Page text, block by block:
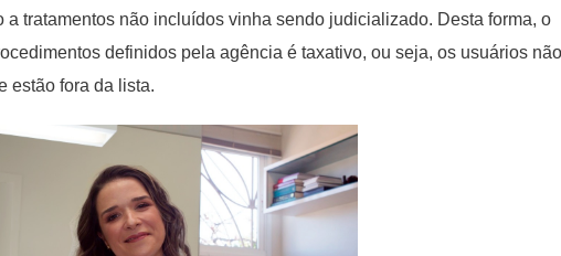
tratamentos não incluídos vinha sendo judicializado. Desta forma, o
definidos pela agência é taxativo, ou seja, os usuários não
estão fora da lista.